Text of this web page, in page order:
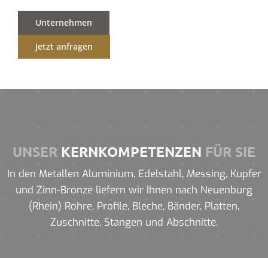
Unternehmen
Jetzt anfragen
UNSER KERNKOMPETENZEN FÜR SIE
In den Metallen Aluminium, Edelstahl, Messing, Kupfer
und Zinn-Bronze liefern wir Ihnen nach Neuenburg
(Rhein) Rohre, Profile, Bleche, Bänder, Platten,
Zuschnitte, Stangen und Abschnitte.